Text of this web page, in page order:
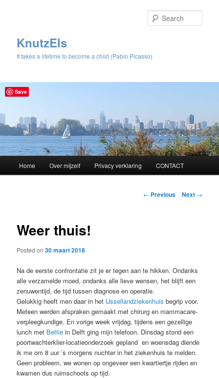
KnutzEls
It takes a lifetime to become a child (Pablo Picasso)
Skip
content
Home Over mijzelf Privacy verklaring CONTACT
Post
← Previous Next →
Weer thuis!
Posted on30 maart 2018
Na de eerste confrontatie zit je er tegen aan te hikken. Ondanks
alle verzamelde moed, ondanks alle lieve wensen, het blijft een
zenuwentijd, de tijd tussen diagnose en operatie.
Gelukkig heeft men daar in hetIJssellandziekenhuis begrip voor.
Meteen werden afspraken gemaakt met chirurg en mammacare-
verpleegkundige. En vorige week vrijdag, tijdens een gezellige
lunch met Bettie in Delft ging mijn telefoon. Dinsdag stond een
poortwachterklier-locatieonderzoek gepland en woensdag diende
ik me om 8 uur ’s morgens nuchter in het ziekenhuis te melden.
Geen probleem, we wonen op ongeveer een kwartiertje rijden en
kwamen dus ruimschoots op tijd.
Save